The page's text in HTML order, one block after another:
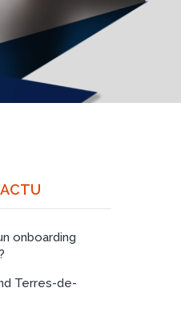
onboarding
Terres-de-